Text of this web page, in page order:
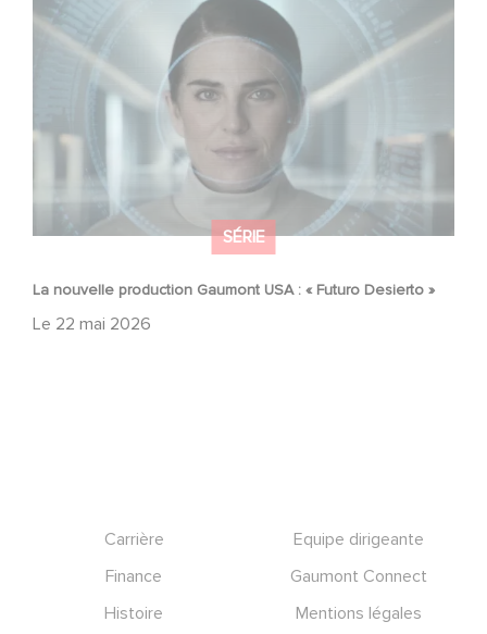
SÉRIE
La nouvelle production Gaumont USA : « Futuro Desierto »
Le 22 mai 2026
La nouvelle production Gaumont USA : « Futuro Desierto
Carrière
Equipe dirigeante
Finance
Gaumont Connect
Histoire
Mentions légales